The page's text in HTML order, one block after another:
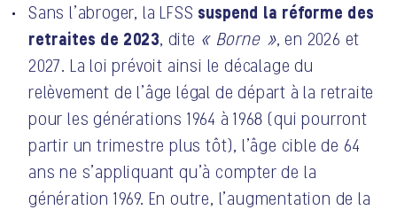
Sans l’abroger, la LFSS suspend la réforme des
retraites de 2023, dite « Borne », en 2026 et
2027. La loi prévoit ainsi le décalage du
relèvement de l’âge légal de départ à la retraite
pour les générations 1964 à 1968 (qui pourront
partir un trimestre plus tôt), l’âge cible de 64
ans ne s’appliquant qu’à compter de la
génération 1969. En outre, l’augmentation de la